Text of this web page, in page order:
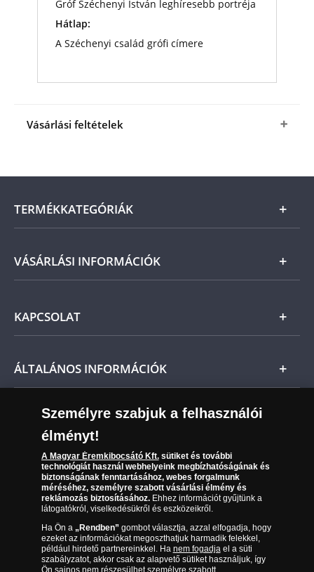
Gróf Széchenyi István leghíresebb portréja
Hátlap:
A Széchenyi család grófi címere
Vásárlási feltételek
érmet ajándék tanúsítványokkal és képeslappal
csomagolási és postaköltség). Az érem
megvásárlása nem jár további kötelezettséggel,
sem kockázattal. Amennyiben az érem nem felel
jogszabályok szerint Önt indoklás nélküli elállási
napon belül visszaküldheti a Magyar
időközben kifizette a termék árát, akkor azt
küldeményhez csatolt számla kiállítását követő 21
TERMÉKKATEGÓRIÁK
Arany
Magyar
VÁSÁRLÁSI INFORMÁCIÓK
Kézbesítés
Reklamáció
Visszaküldés
Elállási űrlap
KAPCSOLAT
Ügyfélszolgálat
Leiratkozás a hírlevélről
Karrier
ÁLTALÁNOS INFORMÁCIÓK
Sütik (cookies) használata
Süti (cookies)Beállítások
Társaságunkról
Az érmék és érmek ára és értéke
Gyakran ismételt kérdések
Adatkezelés
06 80 888 889
(díjmentesen hívható hétfőtől csütörtökig 9.00 és 17.00
óra között, péntekenként 9.00 és 15.00 óra között)
Személyre szabjuk a felhasználói
élményt!
A Magyar Éremkibocsátó Kft.sütiket és további
technológiát használ webhelyeink megbízhatóságának és
biztonságának fenntartásához, webes forgalmunk
méréséhez, személyre szabott vásárlási élmény és
reklámozás biztosításához.Ehhez információt gyűjtünk a
látogatókról, viselkedésükről és eszközeikről.
Ha Ön a „Rendben”gombot választja, azzal elfogadja, hogy
ezeket az információkat megoszthatjuk harmadik felekkel,
például hirdető partnereinkkel. Ha nem fogadjael a süti
szabályzatot, akkor csak az alapvető sütiket használjuk, így
Ön sajnos nem részesülhet személyre szabott